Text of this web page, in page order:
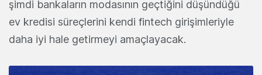
şimdi bankaların modasının geçtiğini düşündüğü
ev kredisi süreçlerini kendi fintech girişimleriyle
daha iyi hale getirmeyi amaçlayacak.